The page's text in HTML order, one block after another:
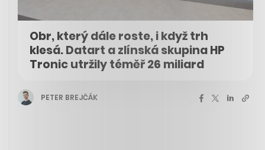
Obr, který dále roste, i když trh
klesá. Datart a zlínská skupina HP
Tronic utržily téměř 26 miliard
PETER BREJČÁK